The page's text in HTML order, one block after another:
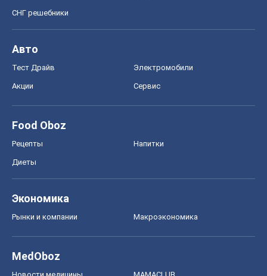
СНГ решебники
Авто
Тест Драйв Электромобили
Акции Сервис
Food Oboz
Рецепты Напитки
Диеты
Экономика
Рынки и компании Mакроэкономика
MedOboz